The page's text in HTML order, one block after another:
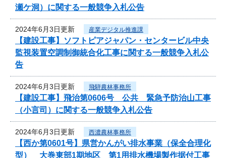
瀬ケ洞）に関する一般競争入札公告
2024年6月3日更新 産業デジタル推進課
【建設工事】ソフトピアジャパン・センタービル中央
監視装置空調制御統合化工事に関する一般競争入札公
告
2024年6月3日更新 飛騨農林事務所
【建設工事】飛治第0606号 公共 緊急予防治山工事
（小言司）に関する一般競争入札公告
2024年6月3日更新 西濃農林事務所
【西か第0601号】県営かんがい排水事業（保全合理化
型） 大巻東部1期地区 第1用排水機場製作据付工事